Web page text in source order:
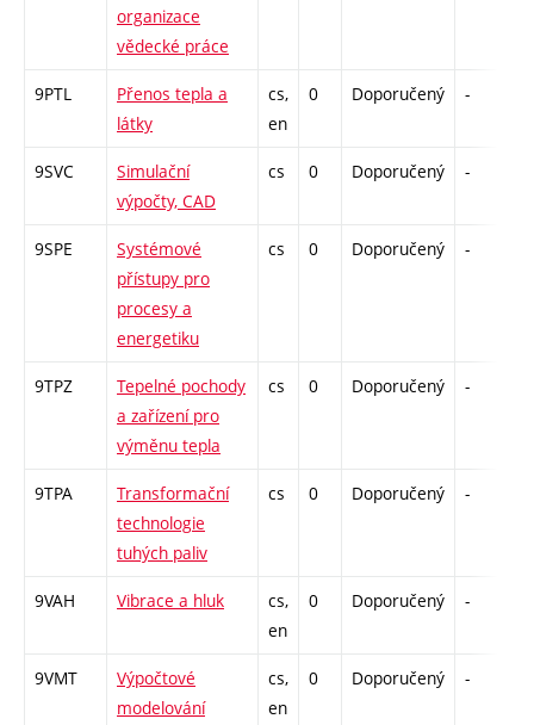
organizace
vědecké práce
9PTL
Přenos tepla a
látky
cs,
en
0 Doporučený -
9SVC
Simulační
výpočty, CAD
cs 0 Doporučený -
9SPE
Systémové
přístupy pro
procesy a
energetiku
cs 0 Doporučený -
9TPZ
Tepelné pochody
a zařízení pro
výměnu tepla
cs 0 Doporučený -
9TPA
Transformační
technologie
tuhých paliv
cs 0 Doporučený -
9VAH Vibrace a hluk
cs,
en
0 Doporučený -
9VMT
Výpočtové
modelování
cs,
en
0 Doporučený -